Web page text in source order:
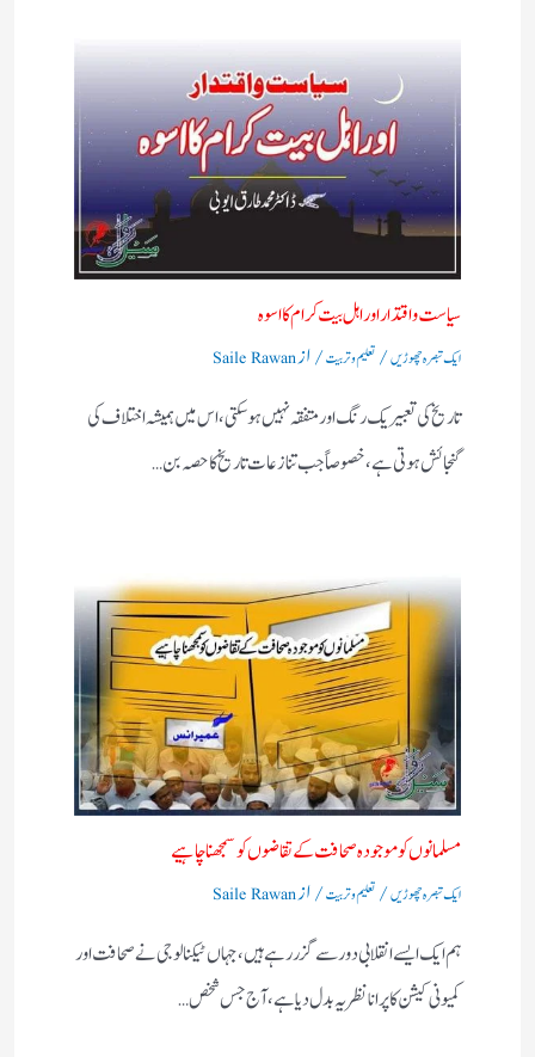
سیاست واقتدار اور اہل بیت کرام کا اسوہ
ایک تبصرہ چھوڑیں/ تعلیم و تربیت/ ازSaile Rawan
تاریخ کی تعبیر یک رنگ اور متفقہ نہیں ہو سکتی، اس میں ہمیشہ اختلاف کی
گنجائش ہوتی ہے، خصوصاً‌ جب تنازعات تاریخ کا حصہ بن…
مسلمانوں کو موجودہ صحافت کے تقاضوں کو سمجھنا چاہیے
ایک تبصرہ چھوڑیں/ تعلیم و تربیت/ ازSaile Rawan
ہم ایک ایسے انقلابی دور سے گزر رہے ہیں، جہاں ٹیکنالوجی نے صحافت اور
کمیونی کیشن کا پرانا نظریہ بدل دیا ہے، آج جس شخص…